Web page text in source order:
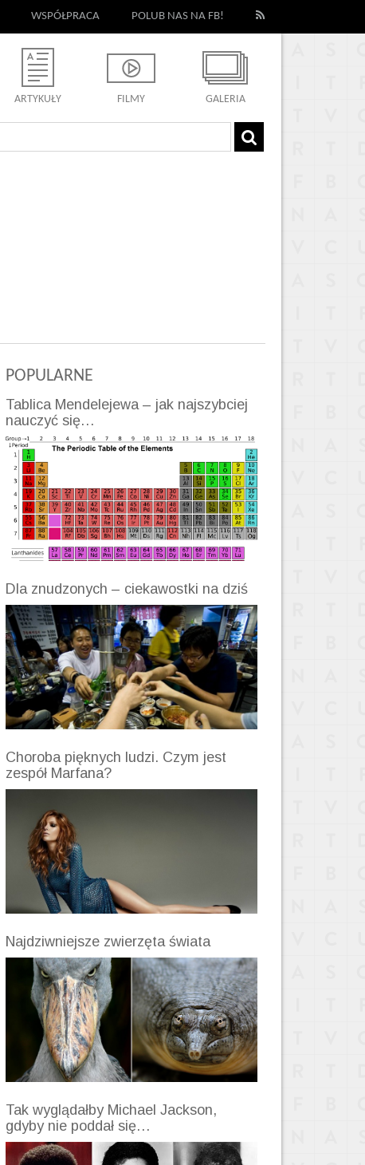
WSPÓŁPRACA POLUB NAS NA FB!
ARTYKUŁY FILMY GALERIA
POPULARNE
Tablica Mendelejewa – jak najszybciej
nauczyć się…
Dla znudzonych – ciekawostki na dziś
Choroba pięknych ludzi. Czym jest
zespół Marfana?
Najdziwniejsze zwierzęta świata
Tak wyglądałby Michael Jackson,
gdyby nie poddał się…